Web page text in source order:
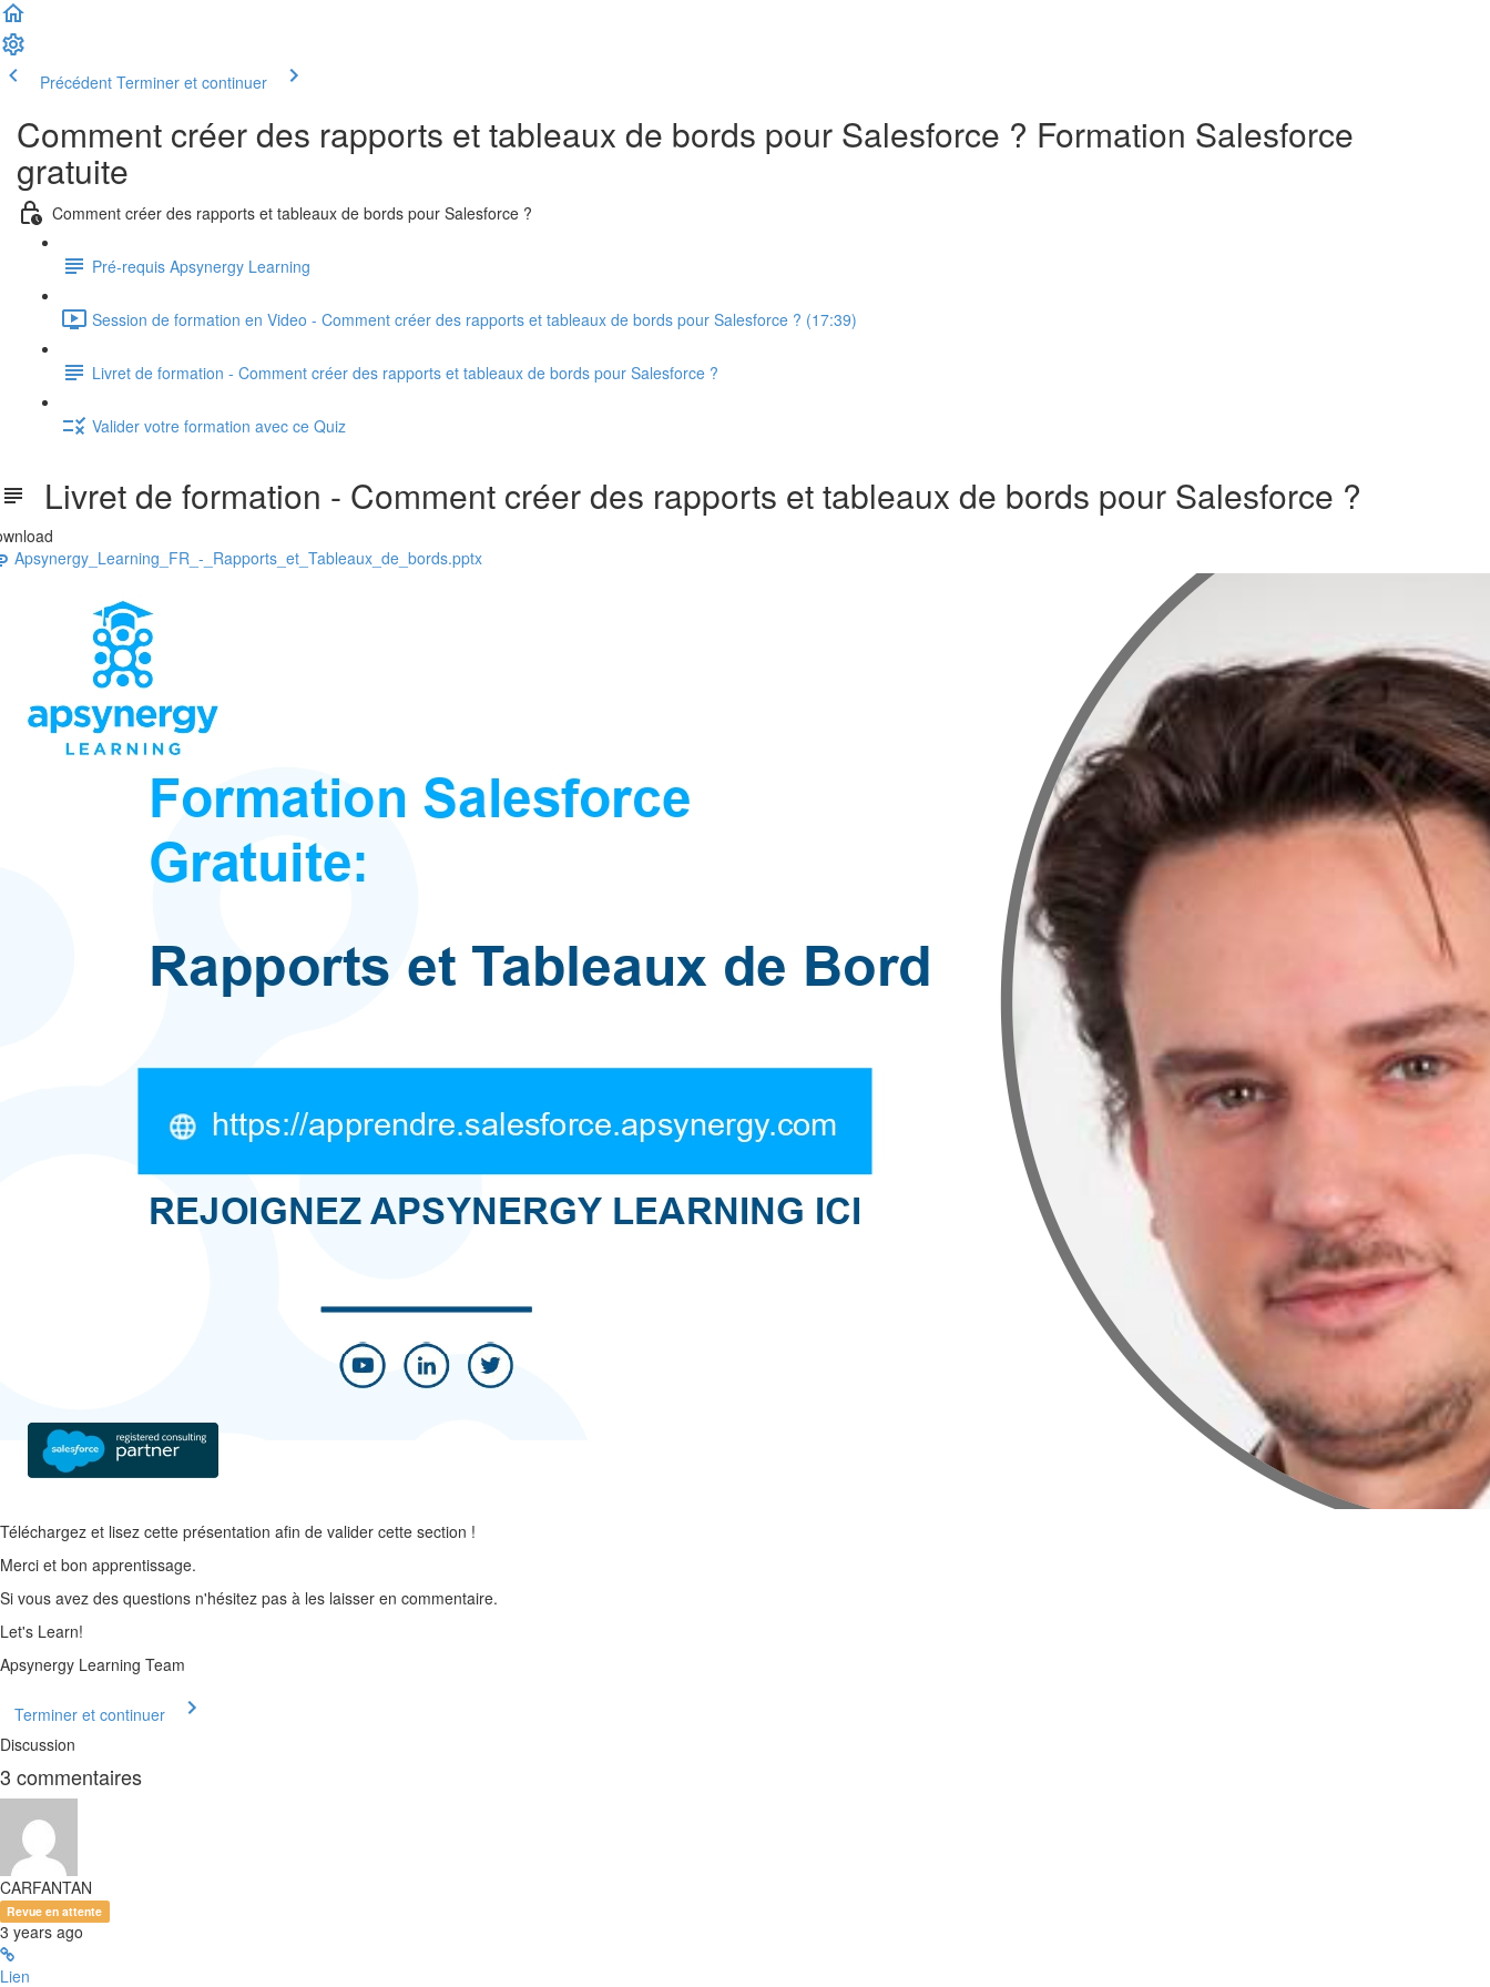
Précédent Terminer et continuer
Comment créer des rapports et tableaux de bords pour Salesforce ? Formation Salesforce
gratuite
Comment créer des rapports et tableaux de bords pour Salesforce ?
Pré-requis Apsynergy Learning
Session de formation en Video - Comment créer des rapports et tableaux de bords pour Salesforce ? (17:39)
Livret de formation - Comment créer des rapports et tableaux de bords pour Salesforce ?
Valider votre formation avec ce Quiz
Livret de formation - Comment créer des rapports et tableaux de bords pour Salesforce ?
Apsynergy_Learning_FR_-_Rapports_et_Tableaux_de_bords.pptx
Téléchargez et lisez cette présentation afin de valider cette section !
Merci et bon apprentissage.
Si vous avez des questions n'hésitez pas à les laisser en commentaire.
Let's Learn!
Apsynergy Learning Team
Terminer et continuer
Discussion
3 commentaires
CARFANTAN
Revue en attente
3 years ago
Lien